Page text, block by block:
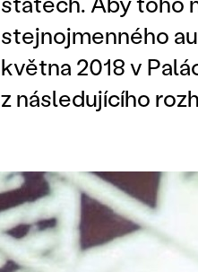
stejnojmenného
května 2018 v
z následujícího